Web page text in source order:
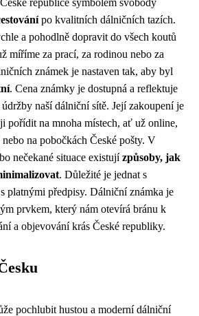
republice symbolem svobody
po kvalitních dálničních tazích.
a pohodlně dopravit do všech koutů
míříme za prací, za rodinou nebo za
známek je nastaven tak, aby byl
. Cena známky je dostupná a reflektuje
naší dálniční sítě. Její zakoupení je
pořídit na mnoha místech, ať už online,
na pobočkách České pošty. V
nečekané situace existujízpůsoby, jak
. Důležité je jednat s
platnými předpisy. Dálniční známka je
prvkem, který nám otevírá bránu k
a objevování krás České republiky.
pochlubit hustou a moderní dálniční